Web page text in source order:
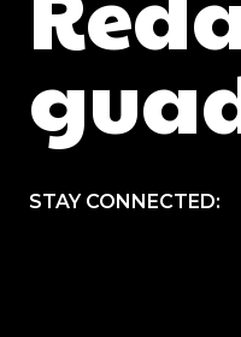
STAY CONNECTED: